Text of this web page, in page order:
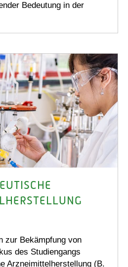
Bedeutung in der
zur Bekämpfung von
des Studiengangs
Arzneimittelherstellung (B.